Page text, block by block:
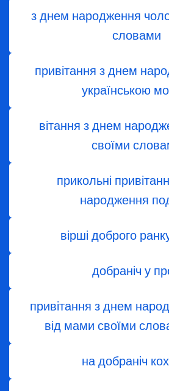
з днем народження
словами
привітання з днем
українською
вітання з днем
своїми
прикольні
народження
вірші доброго
добраніч у
привітання з днем
від мами своїми
на добраніч